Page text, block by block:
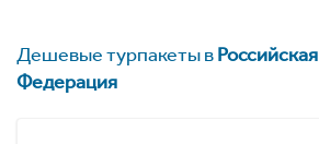
Дешевые турпакеты вРоссийская
Федерация